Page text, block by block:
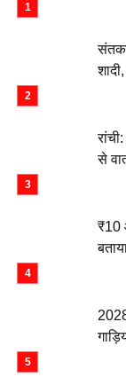
से
₹10